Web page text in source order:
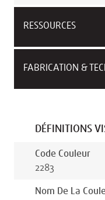
RESSOURCES
FABRICATION &
DÉFINITIONS
Code Couleur
2283
Nom De La